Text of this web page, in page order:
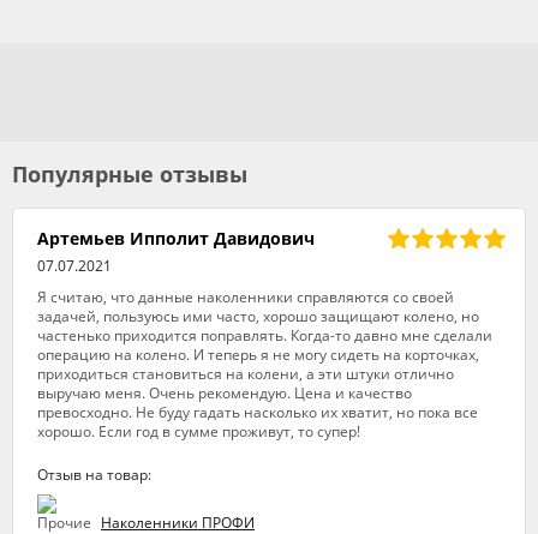
Популярные отзывы
Артемьев Ипполит Давидович
07.07.2021
Я считаю, что данные наколенники справляются со своей
задачей, пользуюсь ими часто, хорошо защищают колено, но
частенько приходится поправлять. Когда-то давно мне сделали
операцию на колено. И теперь я не могу сидеть на корточках,
приходиться становиться на колени, а эти штуки отлично
выручаю меня. Очень рекомендую. Цена и качество
превосходно. Не буду гадать насколько их хватит, но пока все
хорошо. Если год в сумме проживут, то супер!
Отзыв на товар:
Наколенники ПРОФИ